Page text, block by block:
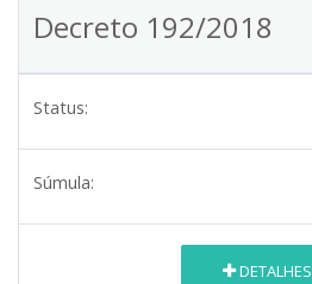
Decreto 192/2018
Status:
Súmula:
DETALHES